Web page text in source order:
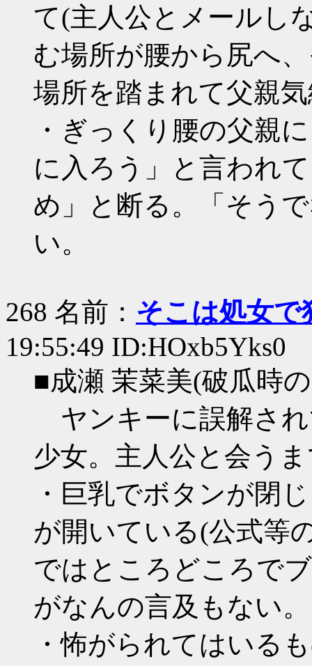
て(主人公とメールし
む場所が腰から尻
場所を踏まれて父親
・ぎっくり腰の父親
に入ろう」と言われ
め」と断る。「そう
い。
268 名前： そこは処女で
19:55:49 ID:HOxb5Yks0
■成瀬 茉菜美(破瓜時
ヤンキーに誤解さ
少女。主人公と会う
・巨乳でボタンが閉
が開いている(公式等
ではところどころで
がなんの言及もない。
・怖がられてはいる